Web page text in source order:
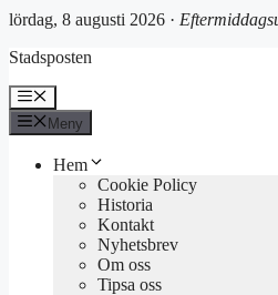
lördag, 8 augusti 2026 ·
till
Stadsposten
Meny
Meny
Hem
Cookie Policy
Historia
Kontakt
Nyhetsbrev
Om oss
Tipsa oss